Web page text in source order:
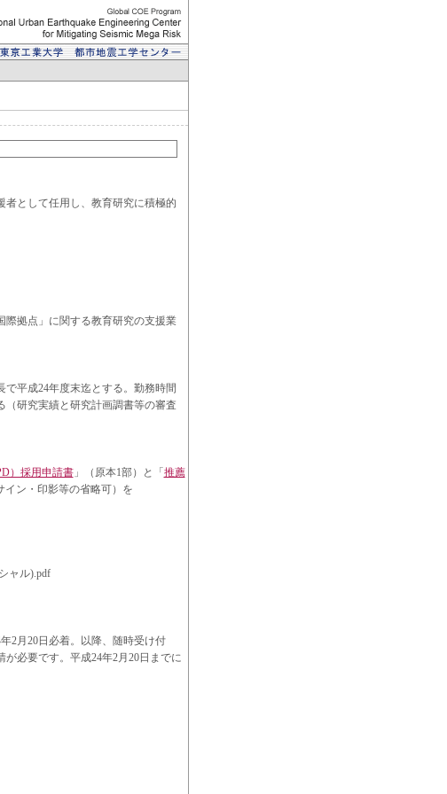
者として任用し、教育研究に積極的
際拠点」に関する教育研究の支援業
平成24年度末迄とする。勤務時間
（研究実績と研究計画調書等の審査
）採用申請書」（原本1部）と「 推薦
イン・印影等の省略可）を
ャル).pdf
2月20日必着。以降、随時受け付
必要です。平成24年2月20日までに